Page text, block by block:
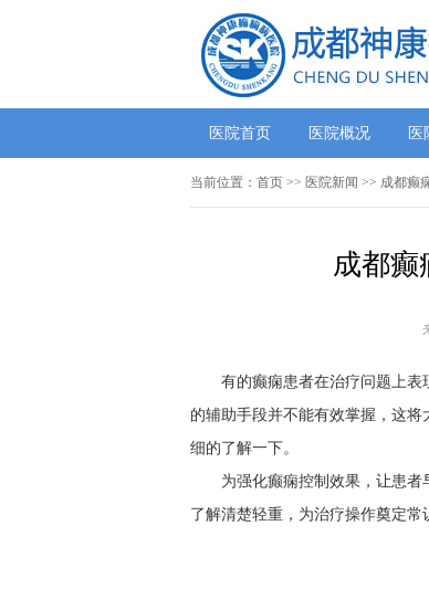
医院首页 医院概况 医
当前位置： 首页 >> 医院新闻 >> 成都癫
成都癫
有的癫痫患者在治疗问题上表
的辅助手段并不能有效掌握，这
细的了解一下。
为强化癫痫控制效果，让患者
了解清楚轻重，为治疗操作奠定常